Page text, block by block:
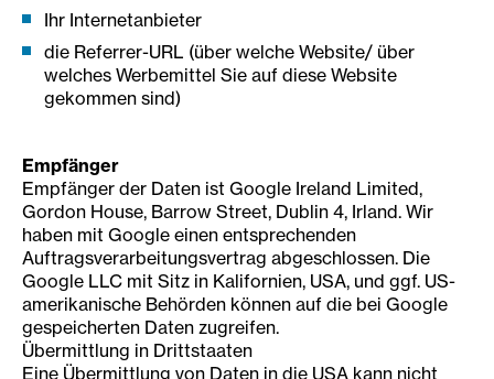
Ihr Internetanbieter
die Referrer-URL (über welche Website/ über
welches Werbemittel Sie auf diese Website
gekommen sind)
Empfänger
Empfänger der Daten ist Google Ireland Limited,
Gordon House, Barrow Street, Dublin 4, Irland. Wir
haben mit Google einen entsprechenden
Auftragsverarbeitungsvertrag abgeschlossen. Die
Google LLC mit Sitz in Kalifornien, USA, und ggf. US-
amerikanische Behörden können auf die bei Google
gespeicherten Daten zugreifen.
Übermittlung in Drittstaaten
Eine Übermittlung von Daten in die USA kann nicht